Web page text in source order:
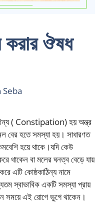
করার ঔষধ
Seba
( Constipation) হয় অন্ত্র
বের হতে সমস্যা হয়। সাধারণত
হয়ে থাকে।যদি কেউ
থাকেন বা মলের ঘনত্ব বেড়ে যায়
এটি কোষ্ঠকাঠিন্য নামে
স্বাভাবিক একটি সমস্যা প্রায়
সময়ে এই রোগে ভুগে থাকেন।